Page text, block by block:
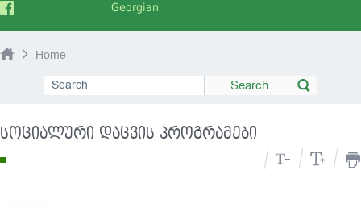
Georgian
NEWS
Home
სოციალური დაცვის პროგრამები